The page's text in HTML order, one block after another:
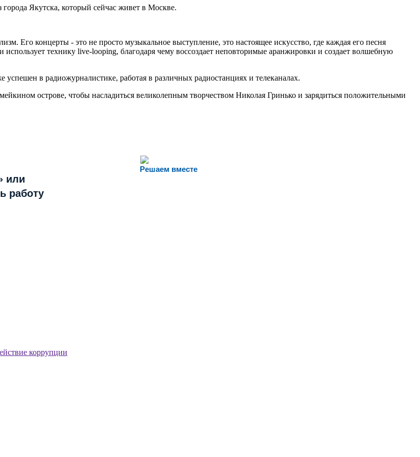
Якутска, который сейчас живет в Москве.
Его концерты - это не просто музыкальное выступление, это настоящее искусство, где каждая его песня
технику live-looping, благодаря чему воссоздает неповторимые аранжировки и создает волшебную
в радиожурналистике, работая в различных радиостанциях и телеканалах.
острове, чтобы насладиться великолепным творчеством Николая Гринько и зарядиться положительными
Решаем вместе
или
работу